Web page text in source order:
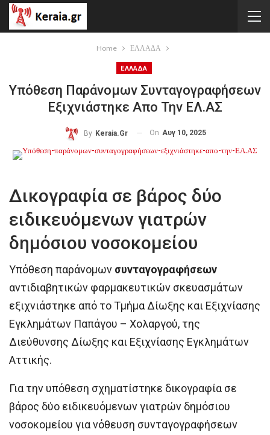
Home ΕΛΛΑΔΑ
ΕΛΛΑΔΑ
Υπόθεση Παράνομων Συνταγογραφήσεων
Εξιχνιάστηκε Απο Την ΕΛ.ΑΣ
By Keraia.gr On Αυγ 10, 2025
Δικογραφία σε βάρος δύο
ειδικευόμενων γιατρών
δημόσιου νοσοκομείου
Υπόθεση παράνομων συνταγογραφήσεων
αντιδιαβητικών φαρμακευτικών σκευασμάτων
εξιχνιάστηκε από το Τμήμα Δίωξης και Εξιχνίασης
Εγκλημάτων Παπάγου – Χολαργού, της
Διεύθυνσης Δίωξης και Εξιχνίασης Εγκλημάτων
Αττικής.
Για την υπόθεση σχηματίστηκε δικογραφία σε
βάρος δύο ειδικευόμενων γιατρών δημόσιου
νοσοκομείου για νόθευση συνταγογραφήσεων